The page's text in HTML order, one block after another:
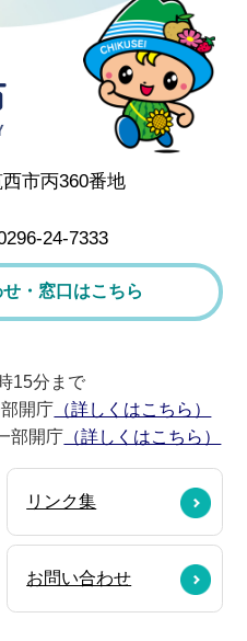
筑西市
市丙360番地
24-7333
・窓口はこちら
15分まで
開庁 （詳しくはこちら）
部開庁 （詳しくはこちら）
リンク集
お問い合わせ